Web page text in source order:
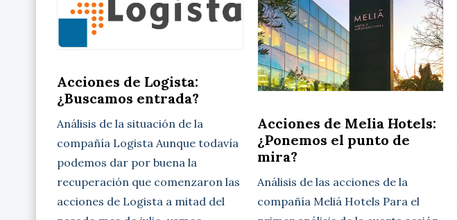
Acciones de Logista:
¿Buscamos entrada?
Análisis de la situación de la
compañía Logista Aunque todavía
podemos dar por buena la
recuperación que comenzaron las
acciones de Logista a mitad del
Acciones de Melia Hotels:
¿Ponemos el punto de
mira?
Análisis de las acciones de la
compañía Meliá Hotels Para el